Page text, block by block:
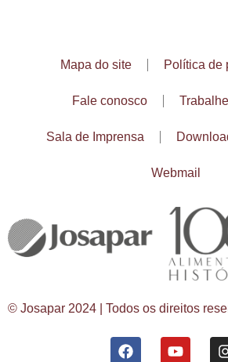
Mapa do site Política de
Fale conosco
Sala de Imprensa
Webmail
© Josapar 2024 | Todos os direitos